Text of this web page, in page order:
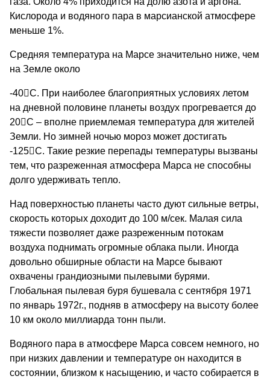
Кислорода и водяного пара в марсианской атмосфере
меньше 1%.
Средняя температура на Марсе значительно ниже, чем
на Земле около
-40С. При наиболее благоприятных условиях летом
на дневной половине планеты воздух прогревается до
20С – вполне приемлемая температура для жителей
Земли. Но зимней ночью мороз может достигать
-125С. Такие резкие перепады температуры вызваны
тем, что разреженная атмосфера Марса не способны
долго удерживать тепло.
Над поверхностью планеты часто дуют сильные ветры,
скорость которых доходит до 100 м/сек. Малая сила
тяжести позволяет даже разреженным потокам
воздуха поднимать огромные облака пыли. Иногда
довольно обширные области на Марсе бывают
охвачены грандиозными пылевыми бурями.
Глобальная пылевая буря бушевала с сентября 1971
по январь 1972г., подняв в атмосферу на высоту более
10 км около миллиарда тонн пыли.
Водяного пара в атмосфере Марса совсем немного, но
при низких давлении и температуре он находится в
состоянии, близком к насыщению, и часто собирается в